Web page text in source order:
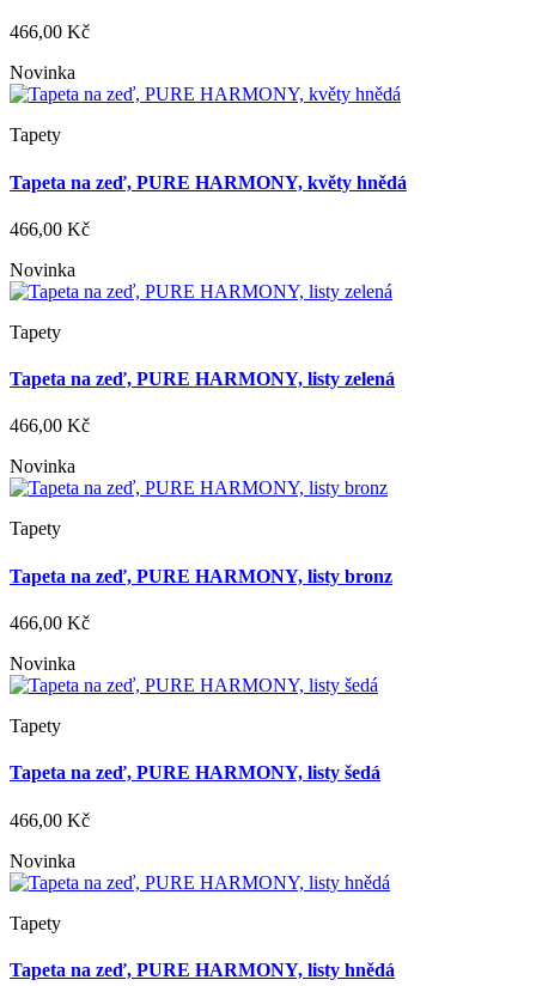
466,00 Kč
Novinka
Tapety
Tapeta na zeď, PURE HARMONY, květy hnědá
466,00 Kč
Novinka
Tapety
Tapeta na zeď, PURE HARMONY, listy zelená
466,00 Kč
Novinka
Tapety
Tapeta na zeď, PURE HARMONY, listy bronz
466,00 Kč
Novinka
Tapety
Tapeta na zeď, PURE HARMONY, listy šedá
466,00 Kč
Novinka
Tapety
Tapeta na zeď, PURE HARMONY, listy hnědá